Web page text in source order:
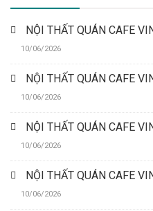
NỘI THẤT QUÁN CAFE
10/06/2026
NỘI THẤT QUÁN CAFE
10/06/2026
NỘI THẤT QUÁN CAFE
10/06/2026
NỘI THẤT QUÁN CAFE
10/06/2026